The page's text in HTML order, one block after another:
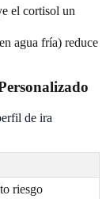
el cortisol un
agua fría) reduce
de ira
riesgo